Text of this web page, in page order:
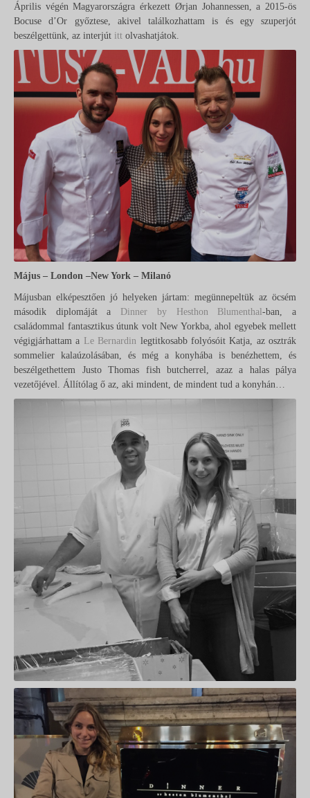
Április végén Magyarországra érkezett Ørjan Johannessen, a 2015-ös
Bocuse d’Or győztese, akivel találkozhattam is és egy szuperjót
beszélgettünk, az interjút itt olvashatjátok.
Május – London –New York – Milanó
Májusban elképesztően jó helyeken jártam: megünnepeltük az öcsém
második diplomáját a Dinner by Hesthon Blumenthal-ban, a
családommal fantasztikus útunk volt New Yorkba, ahol egyebek mellett
végigjárhattam a Le Bernardin legtitkosabb folyósóit Katja, az osztrák
sommelier kalaúzolásában, és még a konyhába is benézhettem, és
beszélgethettem Justo Thomas fish butcherrel, azaz a halas pálya
vezetőjével. Állítólag ő az, aki mindent, de mindent tud a konyhán…